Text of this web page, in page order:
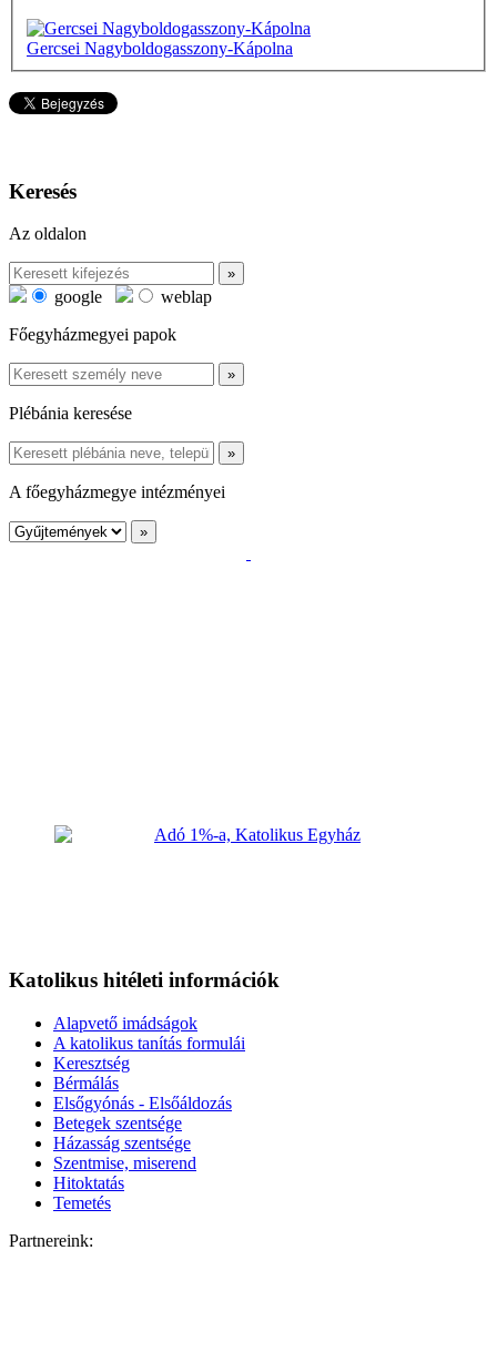
Gercsei Nagyboldogasszony-Kápolna
Keresés
Az oldalon
google
weblap
Főegyházmegyei papok
Plébánia keresése
A főegyházmegye intézményei
Katolikus hitéleti információk
Alapvető imádságok
A katolikus tanítás formulái
Keresztség
Bérmálás
Elsőgyónás - Elsőáldozás
Betegek szentsége
Házasság szentsége
Szentmise, miserend
Hitoktatás
Temetés
Partnereink: